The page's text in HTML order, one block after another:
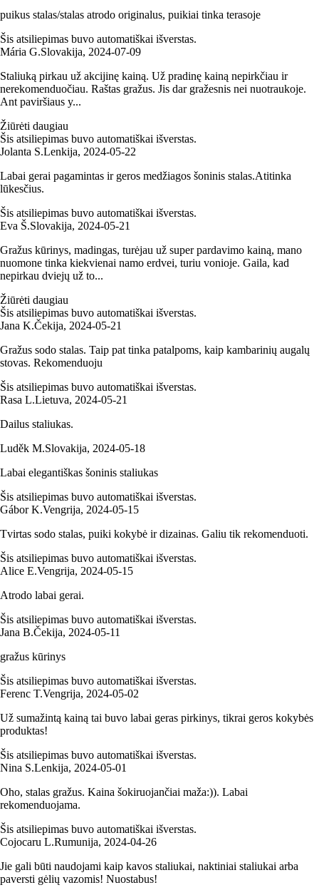
puikus stalas/stalas atrodo originalus, puikiai tinka terasoje
Šis atsiliepimas buvo automatiškai išverstas.
Mária G.Slovakija, 2024‑07‑09
Staliuką pirkau už akcijinę kainą. Už pradinę kainą nepirkčiau ir
nerekomenduočiau. Raštas gražus. Jis dar gražesnis nei nuotraukoje.
Ant paviršiaus y...
Žiūrėti daugiau
Šis atsiliepimas buvo automatiškai išverstas.
Jolanta S.Lenkija, 2024‑05‑22
Labai gerai pagamintas ir geros medžiagos šoninis stalas.Atitinka
lūkesčius.
Šis atsiliepimas buvo automatiškai išverstas.
Eva Š.Slovakija, 2024‑05‑21
Gražus kūrinys, madingas, turėjau už super pardavimo kainą, mano
nuomone tinka kiekvienai namo erdvei, turiu vonioje. Gaila, kad
nepirkau dviejų už to...
Žiūrėti daugiau
Šis atsiliepimas buvo automatiškai išverstas.
Jana K.Čekija, 2024‑05‑21
Gražus sodo stalas. Taip pat tinka patalpoms, kaip kambarinių augalų
stovas. Rekomenduoju
Šis atsiliepimas buvo automatiškai išverstas.
Rasa L.Lietuva, 2024‑05‑21
Dailus staliukas.
Luděk M.Slovakija, 2024‑05‑18
Labai elegantiškas šoninis staliukas
Šis atsiliepimas buvo automatiškai išverstas.
Gábor K.Vengrija, 2024‑05‑15
Tvirtas sodo stalas, puiki kokybė ir dizainas. Galiu tik rekomenduoti.
Šis atsiliepimas buvo automatiškai išverstas.
Alice E.Vengrija, 2024‑05‑15
Atrodo labai gerai.
Šis atsiliepimas buvo automatiškai išverstas.
Jana B.Čekija, 2024‑05‑11
gražus kūrinys
Šis atsiliepimas buvo automatiškai išverstas.
Ferenc T.Vengrija, 2024‑05‑02
Už sumažintą kainą tai buvo labai geras pirkinys, tikrai geros kokybės
produktas!
Šis atsiliepimas buvo automatiškai išverstas.
Nina S.Lenkija, 2024‑05‑01
Oho, stalas gražus. Kaina šokiruojančiai maža:)). Labai
rekomenduojama.
Šis atsiliepimas buvo automatiškai išverstas.
Cojocaru L.Rumunija, 2024‑04‑26
Jie gali būti naudojami kaip kavos staliukai, naktiniai staliukai arba
paversti gėlių vazomis! Nuostabus!